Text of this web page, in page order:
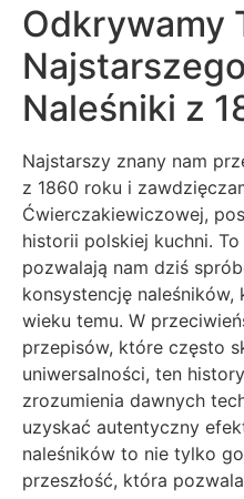
Odkrywamy
Naleśniki z
Najstarszy znany nam
z 1860 roku i
Ćwierczakiewiczowej,
historii polskiej kuchni. To
pozwalają nam dziś
konsystencję naleśników,
wieku temu. W
przepisów, które często
uniwersalności, ten
zrozumienia dawnych
uzyskać autentyczny
naleśników to nie tylko
przeszłość, która